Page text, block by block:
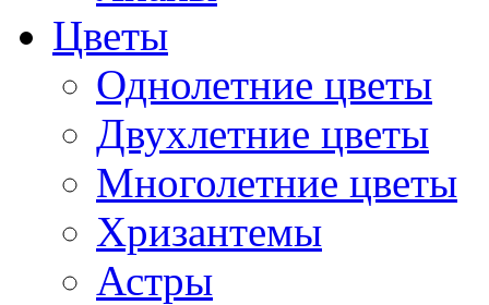
Цветы
Однолетние цветы
Двухлетние цветы
Многолетние цветы
Хризантемы
Астры